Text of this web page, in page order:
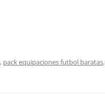
, pack equipaciones futbol baratas,